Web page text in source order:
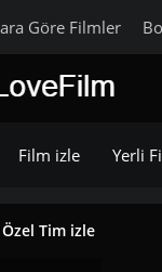
Göre Filmler
Film izle Yerli
Özel Tim izle